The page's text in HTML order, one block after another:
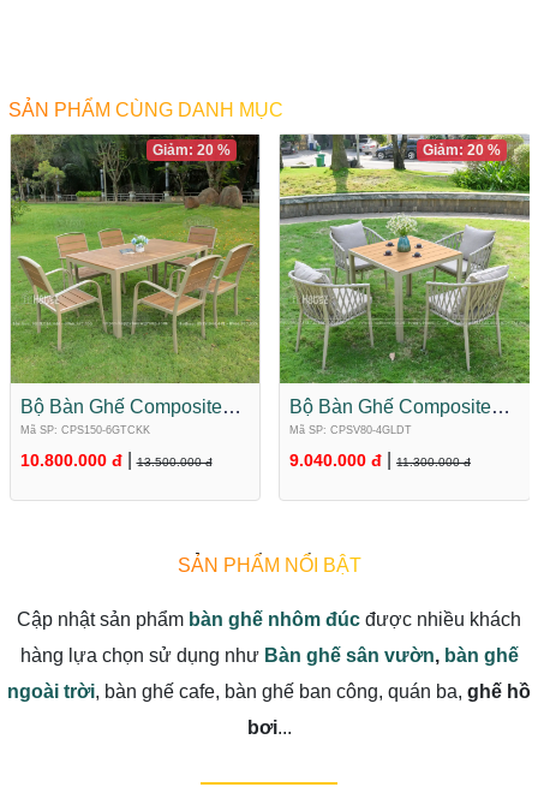
SẢN PHẨM CÙNG DANH MỤC
Bộ Bàn Ghế Composite
Sân Vườn 6 Ghế
CPS150-6GTCKK
Mã SP: CPS150-6GTCKK
10.800.000 đ 13.500.000 đ
Giảm: 20 %
Bộ Bàn Ghế Composite
Mặt Vuông 4 Ghế
CPSV80-4GLDT
Mã SP: CPSV80-4GLDT
9.040.000 đ 11.300.000 đ
Giảm: 20 %
SẢN PHẨM NỔI BẬT
Cập nhật sản phẩm bàn ghế nhôm đúc được nhiều khách
hàng lựa chọn sử dụng như Bàn ghế sân vườn, bàn ghế
ngoài trời, bàn ghế cafe, bàn ghế ban công, quán ba, ghế hồ
bơi...